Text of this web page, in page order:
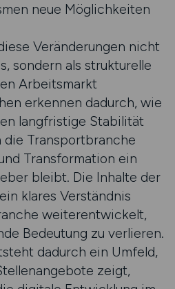
neue Möglichkeiten
Veränderungen nicht
sondern als strukturelle
Arbeitsmarkt
erkennen dadurch, wie
langfristige Stabilität
die Transportbranche
Transformation ein
bleibt. Die Inhalte der
klares Verständnis
weiterentwickelt,
Bedeutung zu verlieren.
dadurch ein Umfeld,
zeigt,